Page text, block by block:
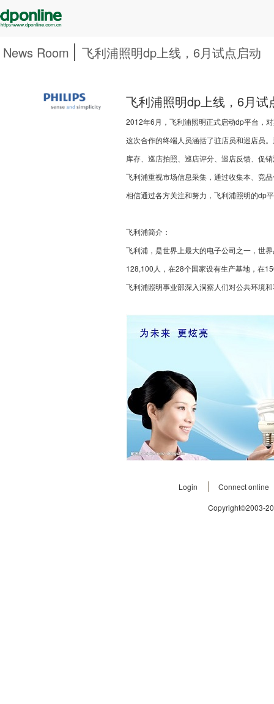
News Room 飞利浦照明dp上线，6月试点启动
飞利浦照明dp上线，6月试
2012年6月，飞利浦照明正式启动dp平台，
这次合作的终端人员涵括了驻店员和巡店员
库存、巡店拍照、巡店评分、巡店反馈、促
飞利浦重视市场信息采集，通过收集本、竞
相信通过各方关注和努力，飞利浦照明的dp
飞利浦简介：
飞利浦，是世界上最大的电子公司之一，世
128,100人，在28个国家设有生产基地，在
飞利浦照明事业部深入洞察人们对公共环境
Login
Connect online
Copyright©2003-